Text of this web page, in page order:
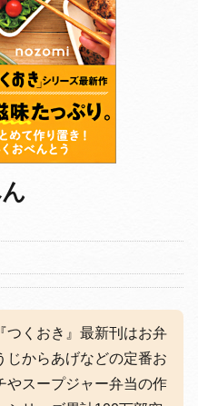
つくおき』最新刊はお弁
じからあげなどの定番お
やスープジャー弁当の作